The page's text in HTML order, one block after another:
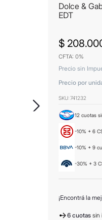
Dolce &
EDT
$ 208.
CFTA: 0%
Precio sin
Precio por
SKU:741232
12 cuotas
-10% + 6
-10% + 9
-30% + 3
¡Encontrá la
6 cuotas sin